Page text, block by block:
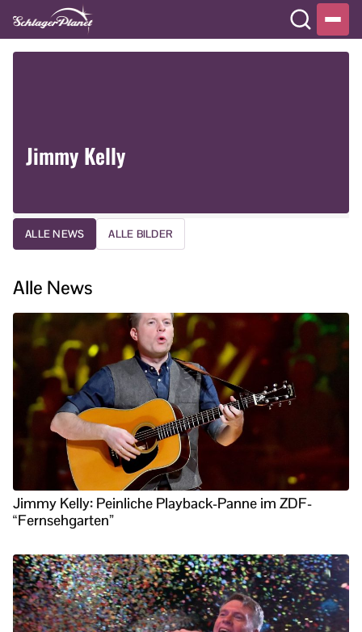
Jimmy Kelly
ALLE NEWS ALLE BILDER
Alle News
Jimmy Kelly: Peinliche Playback-Panne im ZDF-
“Fernsehgarten”